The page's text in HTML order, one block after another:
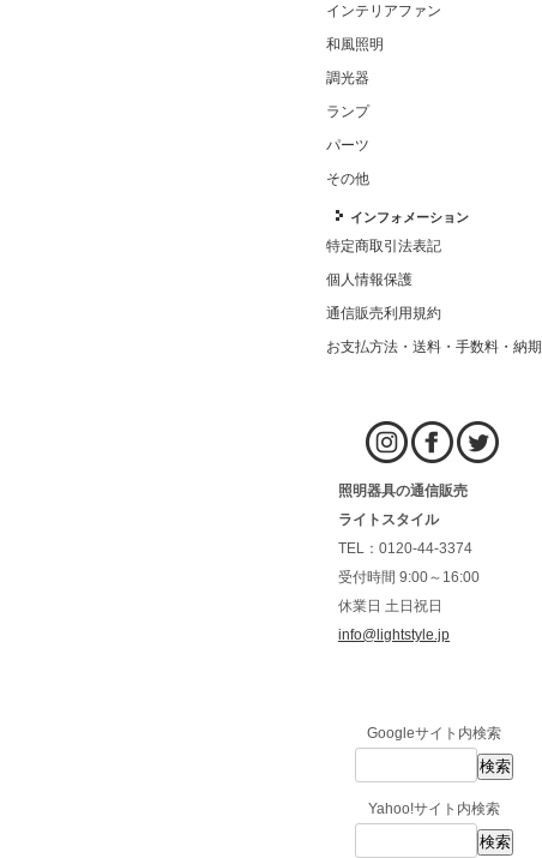
インテリアファン
和風照明
調光器
ランプ
パーツ
その他
インフォメーション
特定商取引法表記
個人情報保護
通信販売利用規約
お支払方法・送料・手数料・納期
照明器具の通信販売
ライトスタイル
TEL：0120-44-3374
受付時間 9:00～16:00
休業日 土日祝日
info@lightstyle.jp
Googleサイト内検索
Yahoo!サイト内検索